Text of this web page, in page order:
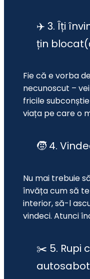
✈️ 3. Îți
țin
Fie că e vorba
necunoscut –
fricile
viața pe care o
🧒 4.
Nu mai trebuie
învăța cum să
interior, să-l
vindeci. Atunci
✂️ 5. Rupi